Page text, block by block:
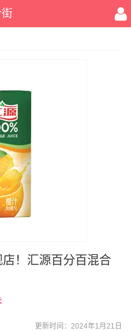
！汇源百分百混合
更新时间：2024年1月21日